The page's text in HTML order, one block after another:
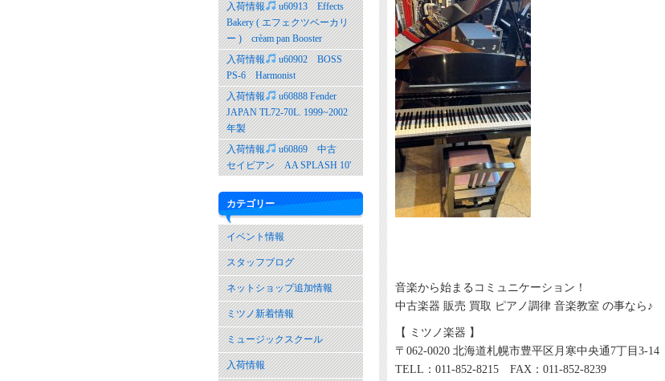
音楽から始まるコミュニケーション！
中古楽器 販売 買取 ピアノ調律 音楽教室 の事なら♪
【 ミツノ楽器 】
〒062-0020 北海道札幌市豊平区月寒中央通7丁目3-14
TELL：011-852-8215 FAX：011-852-8239
入荷情報
u60913 Effects
Bakery ( エフェクツベーカリ
ー ) crèam pan Booster
入荷情報
u60902 BOSS
PS-6 Harmonist
入荷情報
u60888 Fender
JAPAN TL72-70L. 1999~2002
年製
入荷情報
u60869 中古
セイビアン AA SPLASH 10′
カテゴリー
イベント情報
スタッフブログ
ネットショップ追加情報
ミツノ新着情報
ミュージックスクール
入荷情報